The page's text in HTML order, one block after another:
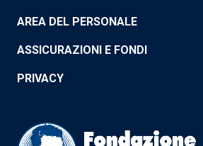
AREA DEL PERSONALE
ASSICURAZIONI E FONDI
PRIVACY